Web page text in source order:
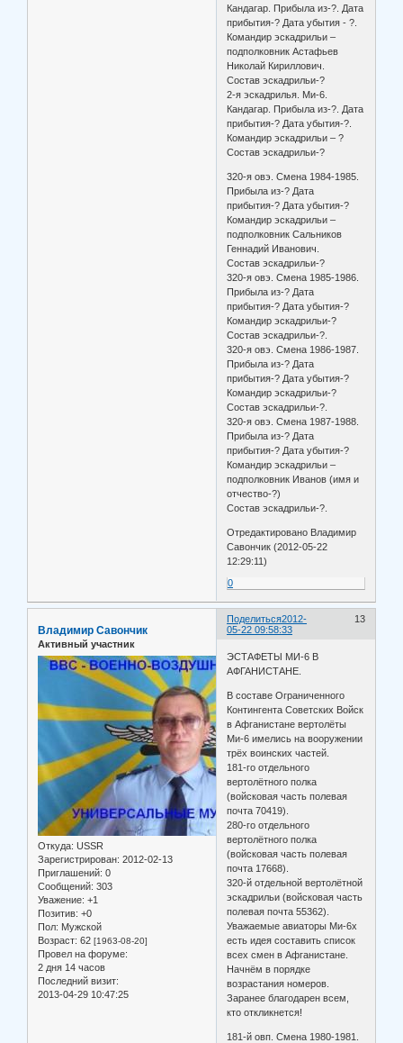
Кандагар. Прибыла из-?. Дата
прибытия-? Дата убытия - ?.
Командир эскадрильи –
подполковник Астафьев
Николай Кириллович.
Состав эскадрильи-?
2-я эскадрилья. Ми-6.
Кандагар. Прибыла из-?. Дата
прибытия-? Дата убытия-?.
Командир эскадрильи – ?
Состав эскадрильи-?
320-я овэ. Смена 1984-1985.
Прибыла из-? Дата
прибытия-? Дата убытия-?
Командир эскадрильи –
подполковник Сальников
Геннадий Иванович.
Состав эскадрильи-?
320-я овэ. Смена 1985-1986.
Прибыла из-? Дата
прибытия-? Дата убытия-?
Командир эскадрильи-?
Состав эскадрильи-?.
320-я овэ. Смена 1986-1987.
Прибыла из-? Дата
прибытия-? Дата убытия-?
Командир эскадрильи-?
Состав эскадрильи-?.
320-я овэ. Смена 1987-1988.
Прибыла из-? Дата
прибытия-? Дата убытия-?
Командир эскадрильи –
подполковник Иванов (имя и
отчество-?)
Состав эскадрильи-?.
Отредактировано Владимир
Савончик (2012-05-22
12:29:11)
0
Поделиться 13
2012-
05-22 09:58:33
Владимир Савончик
Активный участник
Откуда: USSR
Зарегистрирован: 2012-02-13
Приглашений: 0
Сообщений: 303
Уважение: +1
Позитив: +0
Пол: Мужской
Возраст: 62 [1963-08-20]
Провел на форуме:
2 дня 14 часов
Последний визит:
2013-04-29 10:47:25
ЭСТАФЕТЫ МИ-6 В
АФГАНИСТАНЕ.
В составе Ограниченного
Контингента Советских Войск
в Афганистане вертолёты
Ми-6 имелись на вооружении
трёх воинских частей.
181-го отдельного
вертолётного полка
(войсковая часть полевая
почта 70419).
280-го отдельного
вертолётного полка
(войсковая часть полевая
почта 17668).
320-й отдельной вертолётной
эскадрильи (войсковая часть
полевая почта 55362).
Уважаемые авиаторы Ми-6х
есть идея составить список
всех смен в Афганистане.
Начнём в порядке
возрастания номеров.
Заранее благодарен всем,
кто откликнется!
181-й овп. Смена 1980-1981.